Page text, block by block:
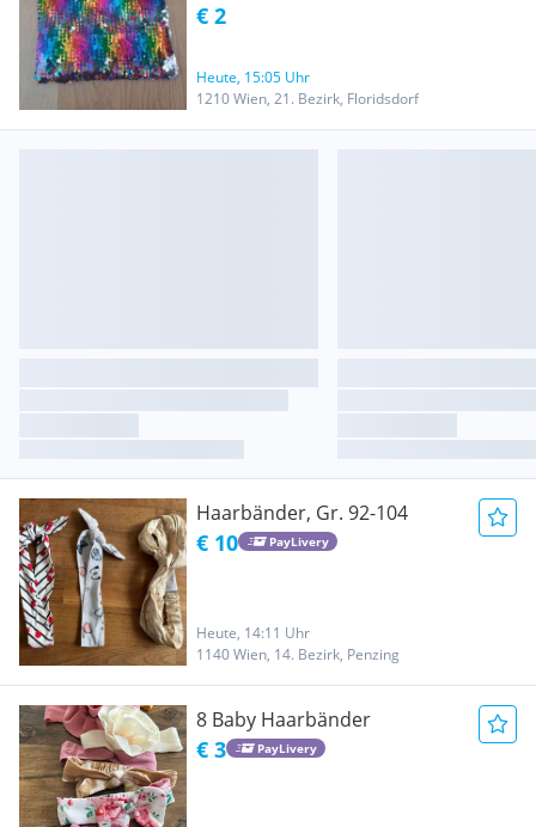
€ 2
Heute, 15:05 Uhr
1210 Wien, 21. Bezirk, Floridsdorf
Haarbänder, Gr. 92-104
€ 10 PayLivery
Heute, 14:11 Uhr
1140 Wien, 14. Bezirk, Penzing
8 Baby Haarbänder
€ 3 PayLivery